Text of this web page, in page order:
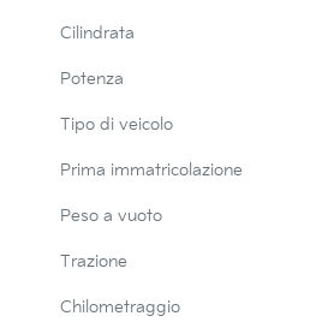
Cilindrata
Potenza
Tipo di veicolo
Prima immatricolazione
Peso a vuoto
Trazione
Chilometraggio